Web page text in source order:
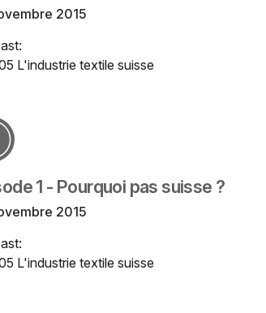
2015
L'industrie textile suisse
1 - Pourquoi pas suisse ?
2015
L'industrie textile suisse